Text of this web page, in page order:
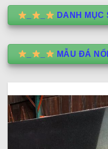
DANH MỤC
MẪU ĐÁ